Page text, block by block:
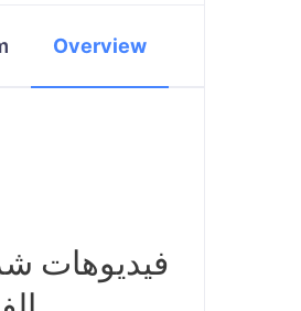
Overview
فيديوهات